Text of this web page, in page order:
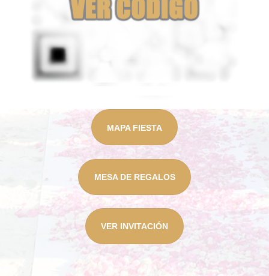
MAPA FIESTA
MESA DE REGALOS
VER INVITACIÓN